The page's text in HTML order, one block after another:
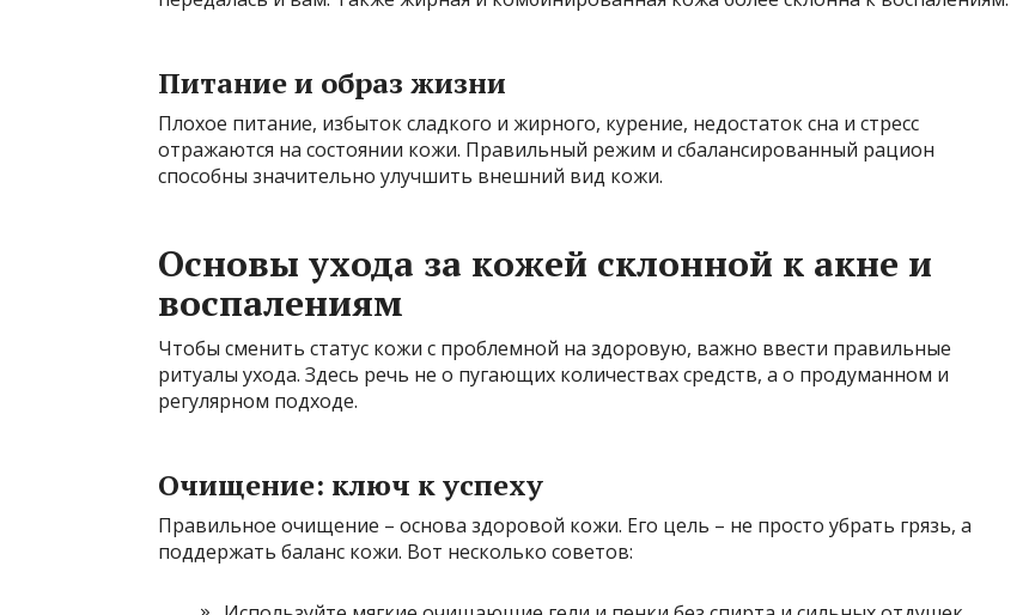
Питание и образ жизни
Плохое питание, избыток сладкого и жирного, курение, недостаток сна и стресс
отражаются на состоянии кожи. Правильный режим и сбалансированный рацион
способны значительно улучшить внешний вид кожи.
Основы ухода за кожей склонной к акне и
воспалениям
Чтобы сменить статус кожи с проблемной на здоровую, важно ввести правильные
ритуалы ухода. Здесь речь не о пугающих количествах средств, а о продуманном и
регулярном подходе.
Очищение: ключ к успеху
Правильное очищение – основа здоровой кожи. Его цель – не просто убрать грязь, а
поддержать баланс кожи. Вот несколько советов: